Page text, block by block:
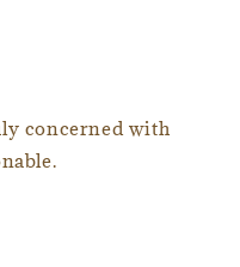
concerned with